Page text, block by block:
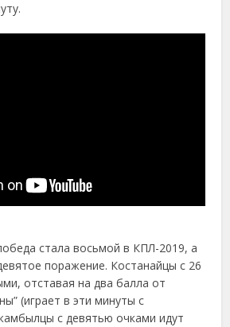
стала восьмой в КПЛ-2019, а
поражение. Костанайцы с 26
отставая на два балла от
(играет в эти минуты с
с девятью очками идут